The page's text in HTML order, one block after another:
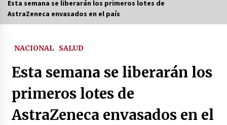
Certificado de Dafne Quintos revela homicidio;
Héctor Díaz-Polanco renuncia a la presidencia
de Morena en la CDMX
SMN alerta por lluvias intensas, granizo y calor
extremo en gran parte de México
Esta semana se liberarán los primeros lotes de
AstraZeneca envasados en el país
NACIONAL SALUD
Esta semana se liberarán los
primeros lotes de
AstraZeneca envasados en el